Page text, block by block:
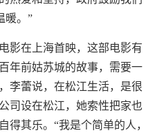
暖。”
影在上海首映，这部电影有
年前姑苏城的故事，需要一
李蕾说，在松江生活，是很
司设在松江，她索性把家也
得其乐。“我是个简单的人，